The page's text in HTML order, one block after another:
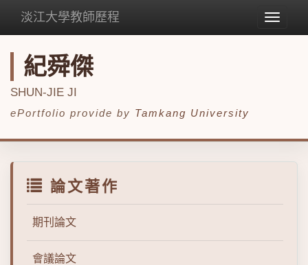
Toggle
淡江大學教師歷程
紀舜傑
SHUN-JIE JI
ePortfolio provide by Tamkang University
論文著作
期刊論文
會議論文